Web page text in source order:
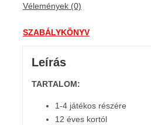
Vélemények (0)
SZABÁLYKÖNYV
Leírás
TARTALOM:
1-4 játékos részére
12 éves kortól